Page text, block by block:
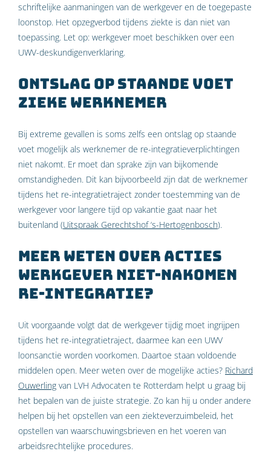
schriftelijke aanmaningen van de werkgever en de toegepaste
loonstop. Het opzegverbod tijdens ziekte is dan niet van
toepassing. Let op: werkgever moet beschikken over een
UWV-deskundigenverklaring.
Ontslag op staande voet
zieke werknemer
Bij extreme gevallen is soms zelfs een ontslag op staande
voet mogelijk als werknemer de re-integratieverplichtingen
niet nakomt. Er moet dan sprake zijn van bijkomende
omstandigheden. Dit kan bijvoorbeeld zijn dat de werknemer
tijdens het re-integratietraject zonder toestemming van de
werkgever voor langere tijd op vakantie gaat naar het
buitenland (Uitspraak Gerechtshof ‘s-Hertogenbosch).
Meer weten over acties
werkgever niet-nakomen
re-integratie?
Uit voorgaande volgt dat de werkgever tijdig moet ingrijpen
tijdens het re-integratietraject, daarmee kan een UWV
loonsanctie worden voorkomen. Daartoe staan voldoende
middelen open. Meer weten over de mogelijke acties? Richard
Ouwerling van LVH Advocaten te Rotterdam helpt u graag bij
het bepalen van de juiste strategie. Zo kan hij u onder andere
helpen bij het opstellen van een ziekteverzuimbeleid, het
opstellen van waarschuwingsbrieven en het voeren van
arbeidsrechtelijke procedures.